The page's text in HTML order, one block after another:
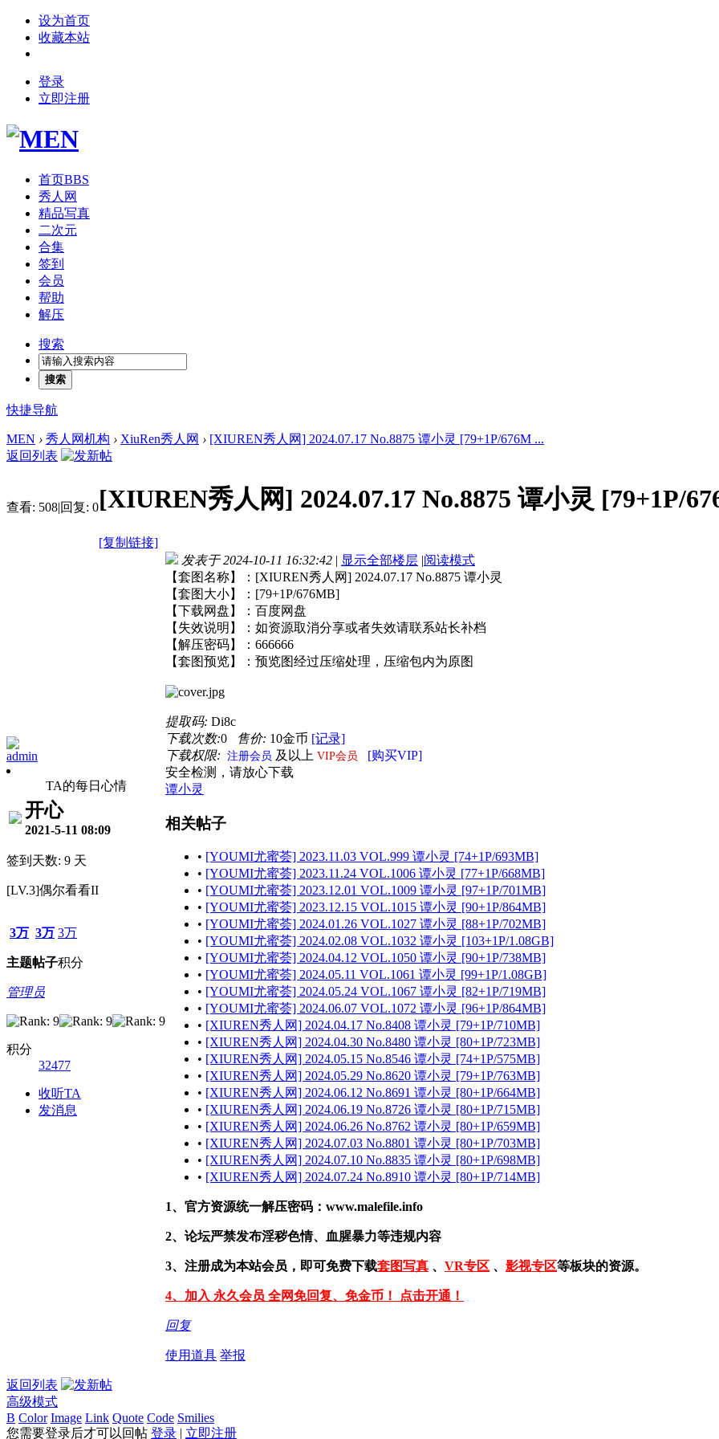
设为首页
收藏本站
登录
立即注册
首页BBS
秀人网
精品写真
二次元
合集
签到
会员
帮助
解压
搜索
搜索
快捷导航
MEN › 秀人网机构 › XiuRen秀人网 › [XIUREN秀人网] 2024.07.17 No.8875 谭小灵 [79+1P/676M ...
返回列表
查看: 508|回复: 0[XIUREN秀人网] 2024.07.17 No.8875 谭小灵 [79+1P/
[复制链接]
admin
TA的每日心情
开心
2021-5-11 08:09
签到天数: 9 天
[LV.3]偶尔看看II
3万
主题
3万
帖子
3万
积分
管理员
积分
32477
收听TA
发消息
发表于 2024-10-11 16:32:42 | 显示全部楼层 |阅读模式
【套图名称】：[XIUREN秀人网] 2024.07.17 No.8875 谭小灵
【套图大小】：[79+1P/676MB]
【下载网盘】：百度网盘
【失效说明】：如资源取消分享或者失效请联系站长补档
【解压密码】：666666
【套图预览】：预览图经过压缩处理，压缩包内为原图
提取码: Di8c
下载次数:0 售价: 10金币 [记录]
下载权限: 注册会员 及以上 VIP会员
[购买VIP]
安全检测，请放心下载
谭小灵
相关帖子
• [YOUMI尤蜜荟] 2023.11.03 VOL.999 谭小灵 [74+1P/693MB]
• [YOUMI尤蜜荟] 2023.11.24 VOL.1006 谭小灵 [77+1P/668MB]
• [YOUMI尤蜜荟] 2023.12.01 VOL.1009 谭小灵 [97+1P/701MB]
• [YOUMI尤蜜荟] 2023.12.15 VOL.1015 谭小灵 [90+1P/864MB]
• [YOUMI尤蜜荟] 2024.01.26 VOL.1027 谭小灵 [88+1P/702MB]
• [YOUMI尤蜜荟] 2024.02.08 VOL.1032 谭小灵 [103+1P/1.08GB]
• [YOUMI尤蜜荟] 2024.04.12 VOL.1050 谭小灵 [90+1P/738MB]
• [YOUMI尤蜜荟] 2024.05.11 VOL.1061 谭小灵 [99+1P/1.08GB]
• [YOUMI尤蜜荟] 2024.05.24 VOL.1067 谭小灵 [82+1P/719MB]
• [YOUMI尤蜜荟] 2024.06.07 VOL.1072 谭小灵 [96+1P/864MB]
• [XIUREN秀人网] 2024.04.17 No.8408 谭小灵 [79+1P/710MB]
• [XIUREN秀人网] 2024.04.30 No.8480 谭小灵 [80+1P/723MB]
• [XIUREN秀人网] 2024.05.15 No.8546 谭小灵 [74+1P/575MB]
• [XIUREN秀人网] 2024.05.29 No.8620 谭小灵 [79+1P/763MB]
• [XIUREN秀人网] 2024.06.12 No.8691 谭小灵 [80+1P/664MB]
• [XIUREN秀人网] 2024.06.19 No.8726 谭小灵 [80+1P/715MB]
• [XIUREN秀人网] 2024.06.26 No.8762 谭小灵 [80+1P/659MB]
• [XIUREN秀人网] 2024.07.03 No.8801 谭小灵 [80+1P/703MB]
• [XIUREN秀人网] 2024.07.10 No.8835 谭小灵 [80+1P/698MB]
• [XIUREN秀人网] 2024.07.24 No.8910 谭小灵 [80+1P/714MB]
1、官方资源统一解压密码：www.malefile.info
2、论坛严禁发布淫秽色情、血腥暴力等违规内容
3、注册成为本站会员，即可免费下载套图写真 、 VR专区 、 影视专区等板块的资源。
4、加入 永久会员 全网免回复、免金币！ 点击开通！
回复
使用道具 举报
返回列表
高级模式
B Color Image Link Quote Code Smilies
您需要登录后才可以回帖 登录 | 立即注册